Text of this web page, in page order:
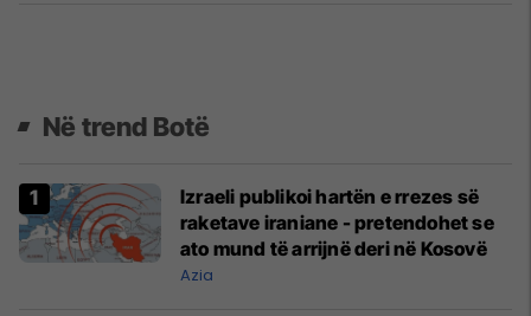
Në trend Botë
Izraeli publikoi hartën e rrezes së
raketave iraniane - pretendohet se
ato mund të arrijnë deri në Kosovë
Azia